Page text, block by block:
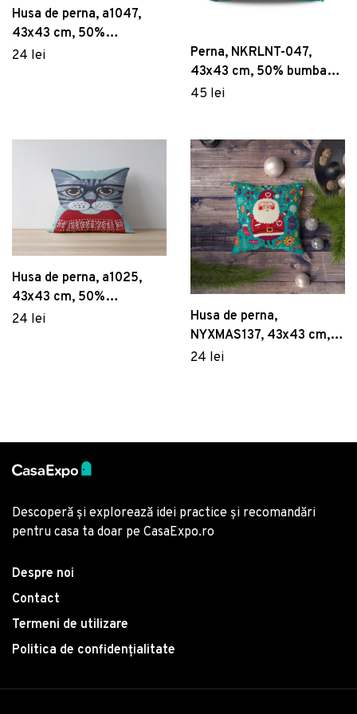
Husa de perna, a1047,
43x43 cm, 50%
bumbac/50% poliester,
24 lei
Perna, NKRLNT-047,
43x43 cm, 50% bumbac /
50% poliester, Multicolor
45 lei
Husa de perna, a1025,
43x43 cm, 50%
bumbac/50% poliester,
24 lei
Husa de perna,
NYXMAS137, 43x43 cm,
50% bumbac/50%
24 lei
Descoperă și explorează idei practice și recomandări
pentru casa ta doar pe CasaExpo.ro
Despre noi
Contact
Termeni de utilizare
Politica de confidențialitate